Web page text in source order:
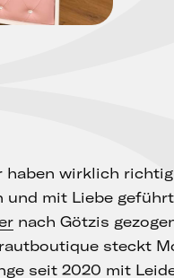
haben wirklich
und mit Liebe
nach Götzis
steckt
seit 2020 mit